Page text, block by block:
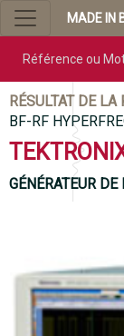
MADE IN
RÉSULTAT DE LA
BF-RF
GÉNÉRATEUR